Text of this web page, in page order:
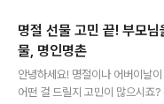
명절 선물 고민 끝! 부모
물, 명인명촌
안녕하세요! 명절이나 어버이날
어떤 걸 드릴지 고민이 많으시죠